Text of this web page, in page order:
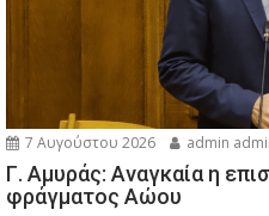
7 Αυγούστου 2026 admin
Γ. Αμυράς: Αναγκαία η
φράγματος Αώου